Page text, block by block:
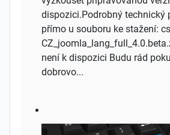
dispozici.Podrobný technický
přímo u souboru ke stažení:
není k dispozici Budu rád
dobrovo...